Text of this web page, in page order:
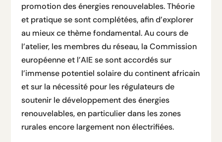
promotion des énergies renouvelables. Théorie
et pratique se sont complétées, afin d’explorer
au mieux ce thème fondamental. Au cours de
l’atelier, les membres du réseau, la Commission
européenne et l’AIE se sont accordés sur
l’immense potentiel solaire du continent africain
et sur la nécessité pour les régulateurs de
soutenir le développement des énergies
renouvelables, en particulier dans les zones
rurales encore largement non électrifiées.